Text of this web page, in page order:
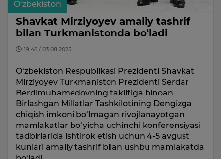
O‘zbekiston
Shavkat Mirziyoyev amaliy tashrif
bilan Turkmanistonda bo‘ladi
19:48 / 03.08.2025
O‘zbekiston Respublikasi Prezidenti Shavkat
Mirziyoyev Turkmaniston Prezidenti Serdar
Berdimuhamedovning taklifiga binoan
Birlashgan Millatlar Tashkilotining Dengizga
chiqish imkoni bo‘lmagan rivojlanayotgan
mamlakatlar bo‘yicha uchinchi konferensiyasi
tadbirlarida ishtirok etish uchun 4-5 avgust
kunlari amaliy tashrif bilan ushbu mamlakatda